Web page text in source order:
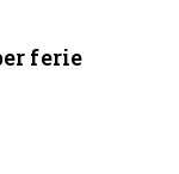
ferie